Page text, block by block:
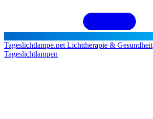
Tageslichtlampe.net Lichttherapie & Gesundheit
Tageslichtlampen